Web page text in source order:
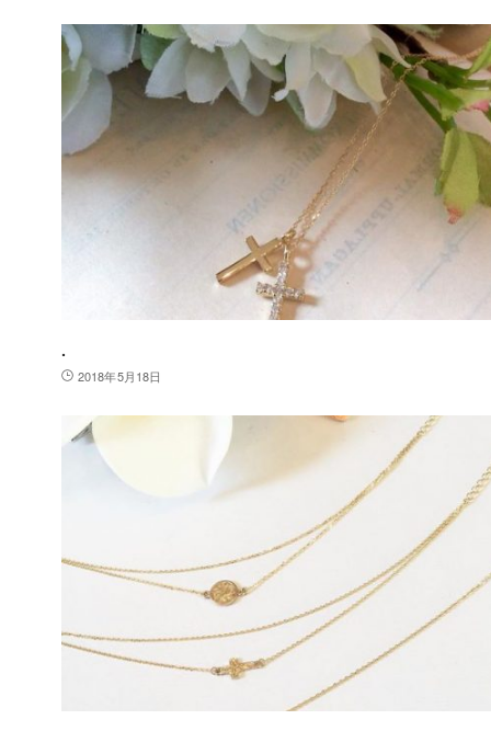
.
2018年5月18日